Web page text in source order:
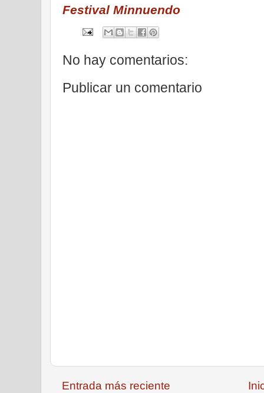
Festival Minnuendo
No hay comentarios:
Publicar un comentario
Entrada más reciente